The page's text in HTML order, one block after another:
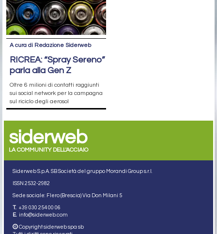
A cura di Redazione Siderweb
RICREA: “Spray Sereno”
parla alla Gen Z
Oltre 6 milioni di contatti raggiunti
sui social network per la campagna
sul riciclo degli aerosol
siderweb
LA COMMUNITY DELL'ACCIAIO
Siderweb S.p.A. SB Società del gruppo Morandi Group s.r.l.
ISSN 2532-2982
Sede sociale: Flero (Brescia) Via Don Milani 5
T. +39 030 254 00 06
E. info@siderweb.com
Copyright siderweb spa sb